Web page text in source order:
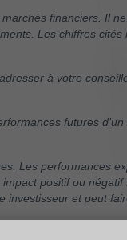
financiers. Il
Les chiffres
à votre
futures
Les performances
positif ou
et peut